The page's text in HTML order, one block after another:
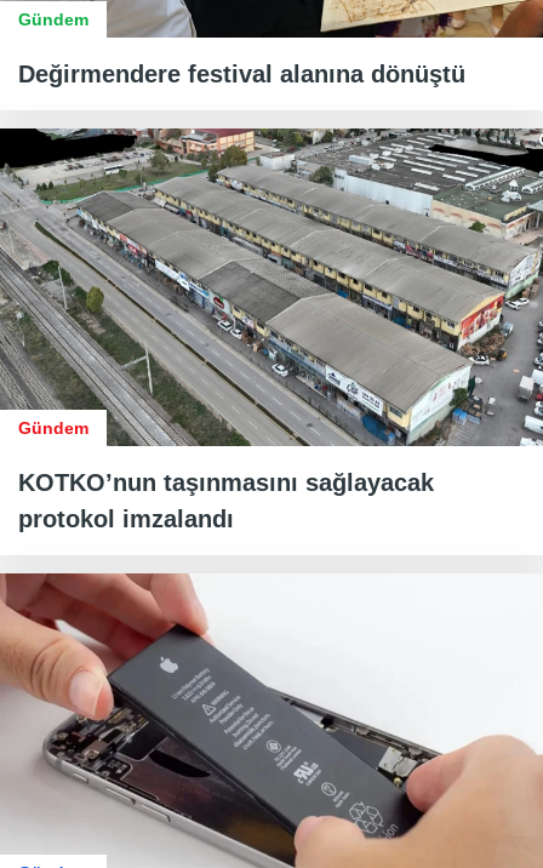
Gündem
Değirmendere festival alanına dönüştü
Gündem
KOTKO’nun taşınmasını sağlayacak
protokol imzalandı